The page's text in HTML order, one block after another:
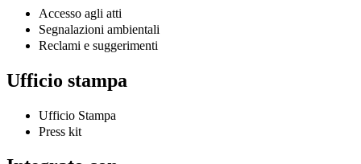
Accesso agli atti
Segnalazioni ambientali
Reclami e suggerimenti
Ufficio stampa
Ufficio Stampa
Press kit